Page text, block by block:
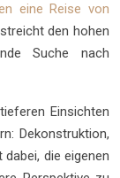
eine Reise von
den hohen
Suche nach
Einsichten
Dekonstruktion,
die eigenen